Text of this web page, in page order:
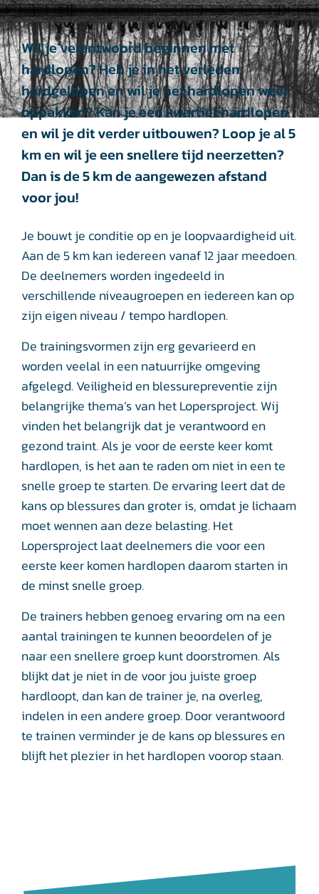
Wil je verantwoord beginnen met
hardlopen? Heb je in het verleden
hardgelopen en wil je het hardlopen weer
oppakken? Kan je een kwartier hardlopen
en wil je dit verder uitbouwen? Loop je al 5
km en wil je een snellere tijd neerzetten?
Dan is de 5 km de aangewezen afstand
voor jou!
Je bouwt je conditie op en je loopvaardigheid uit.
Aan de 5 km kan iedereen vanaf 12 jaar meedoen.
De deelnemers worden ingedeeld in
verschillende niveaugroepen en iedereen kan op
zijn eigen niveau / tempo hardlopen.
De trainingsvormen zijn erg gevarieerd en
worden veelal in een natuurrijke omgeving
afgelegd. Veiligheid en blessurepreventie zijn
belangrijke thema’s van het Lopersproject. Wij
vinden het belangrijk dat je verantwoord en
gezond traint. Als je voor de eerste keer komt
hardlopen, is het aan te raden om niet in een te
snelle groep te starten. De ervaring leert dat de
kans op blessures dan groter is, omdat je lichaam
moet wennen aan deze belasting. Het
Lopersproject laat deelnemers die voor een
eerste keer komen hardlopen daarom starten in
de minst snelle groep.
De trainers hebben genoeg ervaring om na een
aantal trainingen te kunnen beoordelen of je
naar een snellere groep kunt doorstromen. Als
blijkt dat je niet in de voor jou juiste groep
hardloopt, dan kan de trainer je, na overleg,
indelen in een andere groep. Door verantwoord
te trainen verminder je de kans op blessures en
blijft het plezier in het hardlopen voorop staan.